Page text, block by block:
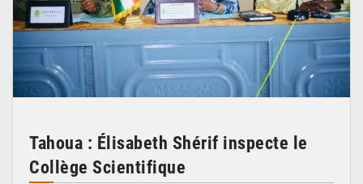
Tahoua : Élisabeth Shérif inspecte le
Collège Scientifique